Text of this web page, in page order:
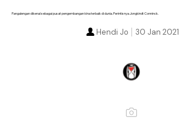
Pangalengan dikenal sebagai pusat pengembangan kina terbaik di dunia. Perintisnya Jongkindt Conninck.
30 Jan 2021
Hendi Jo